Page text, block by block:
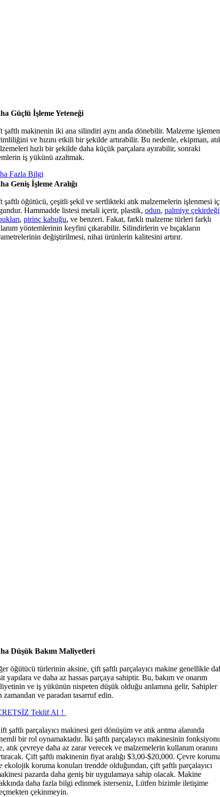
Güçlü İşleme Yeteneği
şaftlı makinenin iki ana silindiri aynı anda dönebilir. Malzeme
ve hızını etkili bir şekilde artırabilir. Bu nedenle, ekipman,
hızlı bir şekilde daha küçük parçalara ayırabilir, sonraki
iş yükünü azaltmak.
Fazla Bilgi
Geniş İşleme Aralığı
şaftlı öğütücü, çeşitli şekil ve sertlikteki atık malzemelerin işlenmesi
Hammadde listesi metali içerir, plastik,odun,palmiye çekirdeği
,pirinç kabuğu, ve benzeri. Fakat, farklı malzeme türleri farklı
yöntemlerinin keyfini çıkarabilir. Silindirlerin ve bıçakların
değiştirilmesi, nihai ürünlerin kalitesini artırır.
Düşük Bakım Maliyetleri
öğütücü türlerinin aksine, çift ​​şaftlı parçalayıcı makine genellikle
yapılara ve daha az hassas parçaya sahiptir. Bu, bakım ve onarım
ve iş yükünün nispeten düşük olduğu anlamına gelir, Sahipler
zamandan ve paradan tasarruf edin.
Teklif Al！
şaftlı parçalayıcı makinesi geri dönüşüm ve atık arıtma alanında
bir rol oynamaktadır. İki şaftlı parçalayıcı makinesinin
atık çevreye daha az zarar verecek ve malzemelerin kullanım oranını
Çift şaftlı makinenin fiyat aralığı $3,00-$20,000. Çevre
ekolojik koruma konuları trendde olduğundan, çift ​​şaftlı parçalayıcı
pazarda daha geniş bir uygulamaya sahip olacak. Makine
daha fazla bilgi edinmek isterseniz, Lütfen bizimle iletişime
çekinmeyin.